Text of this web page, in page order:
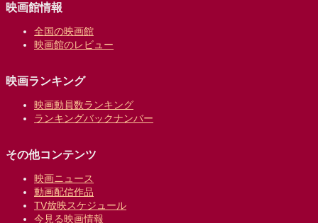
映画館情報
全国の映画館
映画館のレビュー
映画ランキング
映画動員数ランキング
ランキングバックナンバー
その他コンテンツ
映画ニュース
動画配信作品
TV放映スケジュール
今見る映画情報